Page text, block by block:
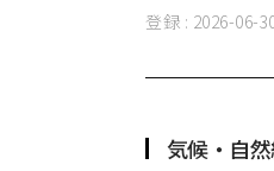
登録 : 2026-06-
気候・自